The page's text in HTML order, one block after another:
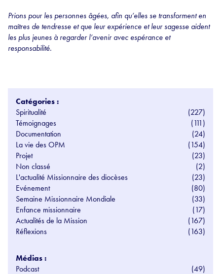
Prions pour les personnes âgées, afin qu’elles se transforment en
maîtres de tendresse et que leur expérience et leur sagesse aident
les plus jeunes à regarder l’avenir avec espérance et
responsabilité.
Catégories :
Spiritualité
(227)
Témoignages
(111)
Documentation
(24)
La vie des OPM
(154)
Projet
(23)
Non classé
(2)
L'actualité Missionnaire des diocèses
(23)
Evénement
(80)
Semaine Missionnaire Mondiale
(33)
Enfance missionnaire
(17)
Actualités de la Mission
(167)
Réflexions
(163)
Médias :
Podcast
(49)